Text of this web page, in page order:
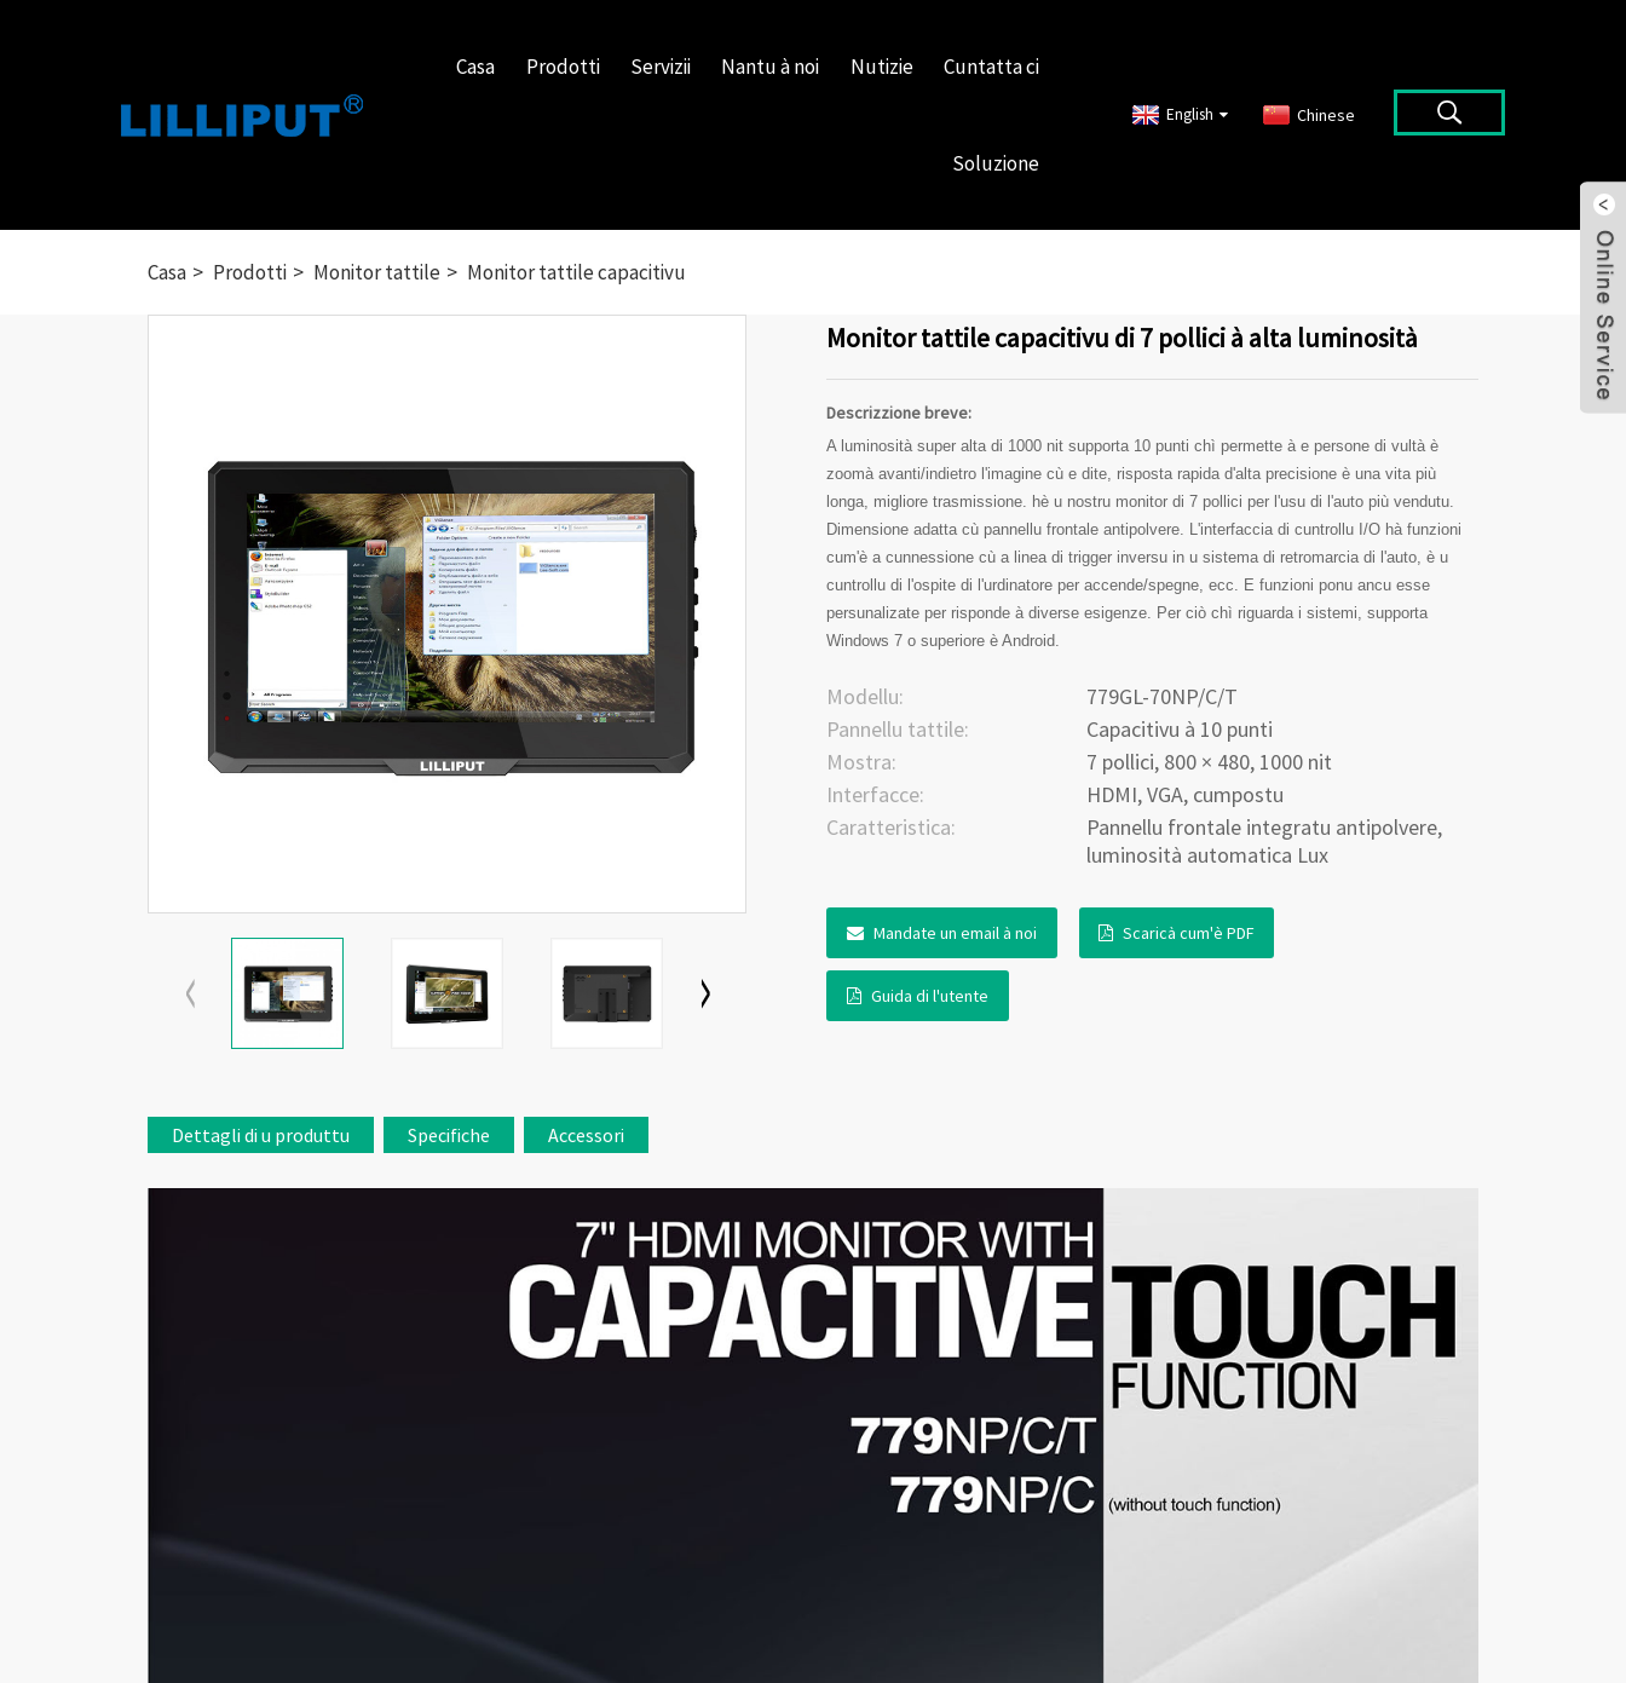
Casa Prodotti Servizii Nantu à noi Nutizie Cuntatta ci
Soluzione
English Chinese
Casa Prodotti Monitor tattile Monitor tattile capacitivu
Monitor tattile capacitivu di 7 pollici à alta luminosità
Descrizzione breve:
A luminosità super alta di 1000 nit supporta 10 punti chì permette à e persone di vultà è
zoomà avanti/indietro l'imagine cù e dite, risposta rapida d'alta precisione è una vita più
longa, migliore trasmissione. hè u nostru monitor di 7 pollici per l'usu di l'auto più vendutu.
Dimensione adatta cù pannellu frontale antipolvere. L'interfaccia di cuntrollu I/O hà funzioni
cum'è a cunnessione cù a linea di trigger inversu in u sistema di retromarcia di l'auto, è u
cuntrollu di l'ospite di l'urdinatore per accende/spegne, ecc. E funzioni ponu ancu esse
persunalizate per risponde à diverse esigenze. Per ciò chì riguarda i sistemi, supporta
Windows 7 o superiore è Android.
Modellu:
779GL-70NP/C/T
Pannellu tattile:
Capacitivu à 10 punti
Mostra:
7 pollici, 800 × 480, 1000 nit
Interfacce:
HDMI, VGA, cumpostu
Caratteristica:
Pannellu frontale integratu antipolvere,
luminosità automatica Lux
Mandate un email à noi Scaricà cum'è PDF
Guida di l'utente
Dettagli di u produttu Specifiche Accessori